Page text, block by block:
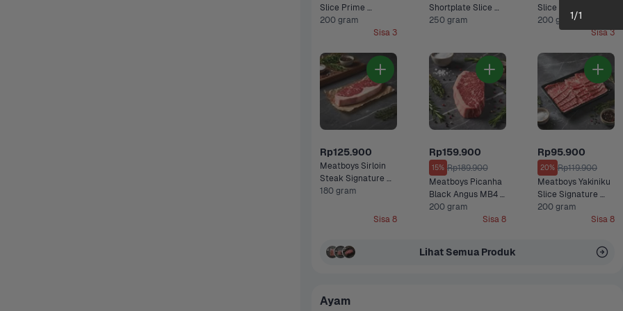
Slice Prime
Premium 200 gram
200 gram
Sisa 3
Shortplate Slice
Black Angus Graind
250 gram
Slice Signature
Black Angus
Premium 200 gram
200 gram
Sisa 3
Rp125.900
Meatboys Sirloin
Steak Signature
Black Angus
180 gram
Sisa 8
Rp159.900
15% Rp189.900
Meatboys Picanha
Black Angus MB4
Premium 200 gram
200 gram
Sisa 8
Rp95.900
20% Rp119.900
Meatboys Yakiniku
Slice Signature
Black Angus
Premium 200 gram
200 gram
Sisa 8
Lihat Semua Produk
1/1